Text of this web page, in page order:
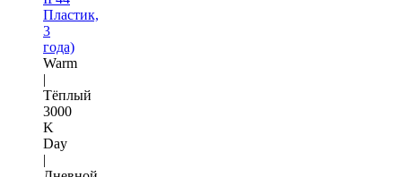
Пластик,
3
года)
Warm
|
Тёплый
3000
K
Day
|